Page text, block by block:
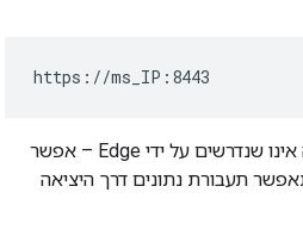
https://ms_IP:8443
בדוגמה הזו, מגדירים גישה של TLS לשימוש ביציאה 8443. עם זאת, מספר היציאה הזה אינו שנדרשים על ידי Edge – אפשר
תעבורת נתונים דרך היציאה